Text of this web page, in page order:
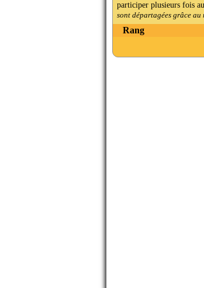
participer plusieurs fois
sont départagées grâce
Rang